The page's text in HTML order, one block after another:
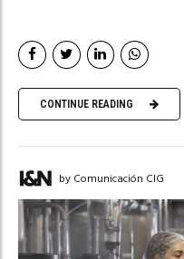
CONTINUE READING
by Comunicación CIG